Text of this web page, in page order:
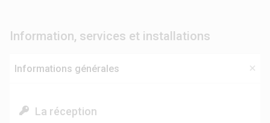
Information, services et installations
Informations générales
La réception